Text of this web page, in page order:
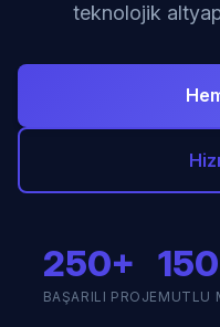
teknolojik
250+
BAŞARILI PROJE MUTLU